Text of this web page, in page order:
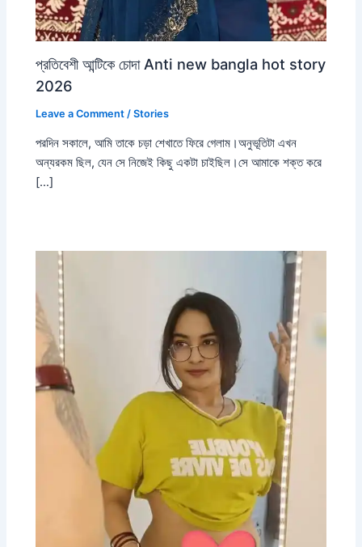
প্রতিবেশী আন্টিকে চোদা Anti new bangla hot story
2026
Leave a Comment /Stories
পরদিন সকালে, আমি তাকে চড়া শেখাতে ফিরে গেলাম।অনুভূতিটা এখন
অন্যরকম ছিল, যেন সে নিজেই কিছু একটা চাইছিল।সে আমাকে শক্ত করে
[…]